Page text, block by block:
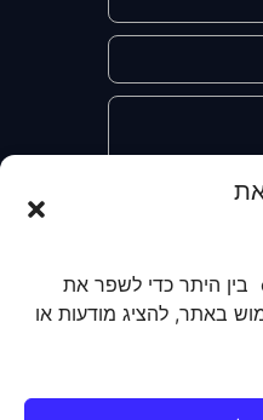
האתר משתמש בקבצי cookies בין היתר כדי לשפר את
באתר, להציג מודעות או
הפרטים
מועדון
לבטל את
מסירת הפרטים